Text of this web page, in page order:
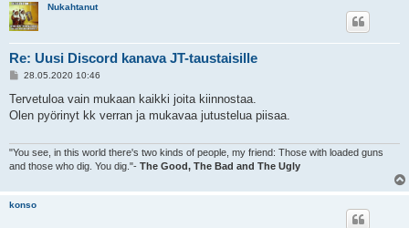
Nukahtanut
Re: Uusi Discord kanava JT-taustaisille
V
e
t
28.05.2020 10:46
Tervetuloa vain mukaan kaikki joita kiinnostaa.
Olen pyörinyt kk verran ja mukavaa jutustelua piisaa.
"You see, in this world there's two kinds of people, my friend: Those with loaded guns
and those who dig. You dig."- The Good, The Bad and The Ugly
konso